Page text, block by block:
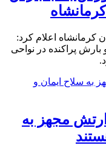
کرمانشاه اعلام کرد:
پراکنده در نواحی
ارتش مجهز به